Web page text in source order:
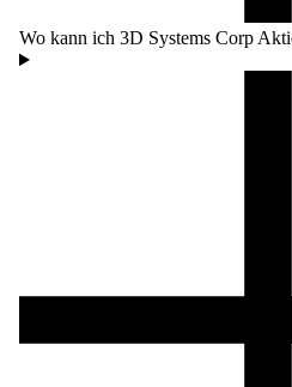
Wo kann ich 3D Systems Corp